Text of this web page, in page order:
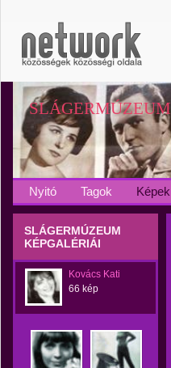
SLÁGERMÚZEUM
Nyitó Tagok Képek
SLÁGERMÚZEUM
KÉPGALÉRIÁI
Kovács Kati
66 kép